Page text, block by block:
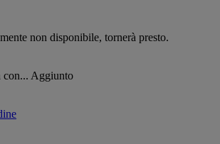
non disponibile, tornerà presto.
con... Aggiunto